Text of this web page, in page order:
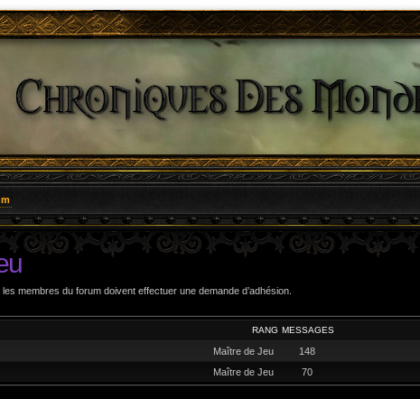
membres du forum doivent effectuer une demande d’adhésion.
RANG MESSAGES
Maître de Jeu 148
Maître de Jeu
70